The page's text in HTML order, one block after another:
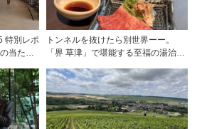
特別レポ
当たり
訪問記
トンネルを抜けたら別世界ーー。
「界 草津」で堪能する至福の湯治と